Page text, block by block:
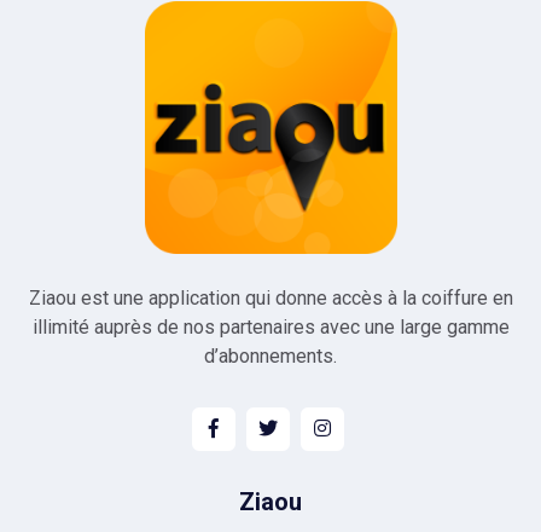
Ziaou est une application qui donne accès à la coiffure en
illimité auprès de nos partenaires avec une large gamme
d’abonnements.
Ziaou